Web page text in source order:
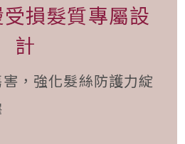
損髮質專屬設
計
，強化髮絲防護力綻